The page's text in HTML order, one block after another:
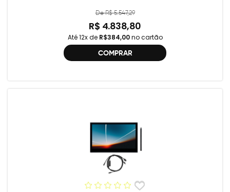
De R$ 5.547,29
R$ 4.838,80
Até 12x de R$384,00no cartão
COMPRAR